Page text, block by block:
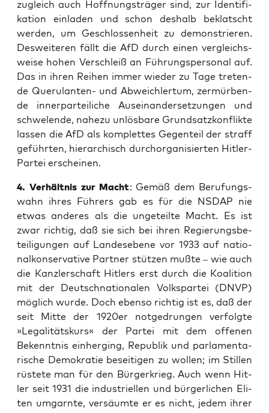
zugleich auch Hoff­nungs­trä­ger sind, zur Iden­ti­fi­
ka­ti­on ein­la­den und schon des­halb beklatscht
wer­den, um Geschlos­sen­heit zu demons­trie­ren.
Des­wei­te­ren fällt die AfD durch einen ver­gleichs­
wei­se hohen Ver­schleiß an Füh­rungs­per­so­nal auf.
Das in ihren Rei­hen immer wie­der zu Tage tre­ten­
de Que­ru­lan­ten- und Abweich­ler­tum, zer­mür­ben­
de inner­par­tei­li­che Aus­ein­an­der­set­zun­gen und
schwe­len­de, nahe­zu unlös­ba­re Grund­satz­kon­flik­te
las­sen die AfD als kom­plet­tes Gegen­teil der straff
geführ­ten, hier­ar­chisch durch­or­ga­ni­sier­ten Hit­ler-
Par­tei erscheinen.
4. Ver­hält­nis zur Macht: Gemäß dem Beru­fungs­
wahn ihres Füh­rers gab es für die NSDAP nie
etwas ande­res als die unge­teil­te Macht. Es ist
zwar rich­tig, daß sie sich bei ihren Regie­rungs­be­
tei­li­gun­gen auf Lan­des­ebe­ne vor 1933 auf natio­
nal­kon­ser­va­ti­ve Part­ner stüt­zen muß­te – wie auch
die Kanz­ler­schaft Hit­lers erst durch die Koali­ti­on
mit der Deutsch­na­tio­na­len Volks­par­tei (DNVP)
mög­lich wur­de. Doch eben­so rich­tig ist es, daß der
seit Mit­te der 1920er not­ge­drun­gen ver­folg­te
»Lega­li­täts­kurs« der Par­tei mit dem offe­nen
Bekennt­nis ein­her­ging, Repu­blik und par­la­men­ta­
ri­sche Demo­kra­tie besei­ti­gen zu wol­len; im Stil­len
rüs­te­te man für den Bür­ger­krieg. Auch wenn Hit­
ler seit 1931 die indus­tri­el­len und bür­ger­li­chen Eli­
ten umgarn­te, ver­säum­te er es nicht, jedem ihrer